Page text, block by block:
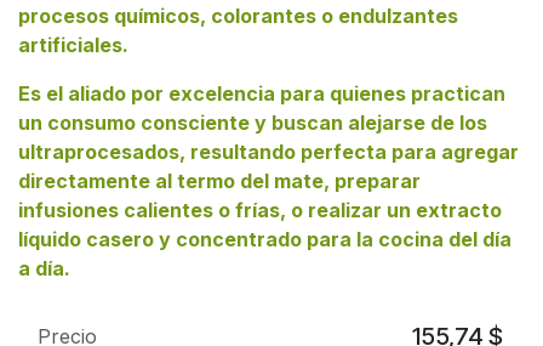
procesos químicos, colorantes o endulzantes
artificiales.
Es el aliado por excelencia para quienes practican
un consumo consciente y buscan alejarse de los
ultraprocesados, resultando perfecta para agregar
directamente al termo del mate, preparar
infusiones calientes o frías, o realizar un extracto
líquido casero y concentrado para la cocina del día
a día.
Precio 155,74 $